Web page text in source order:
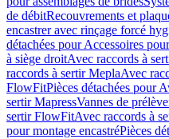
de débitRecouvrements et
encastrer avec rinçage forcé
détachées pour Accessoires
à siège droitAvec raccords à
raccords à sertir MeplaAvec
FlowFitPièces détachées pour
sertir MapressVannes de
sertir FlowFitAvec raccords à
pour montage encastréPièces